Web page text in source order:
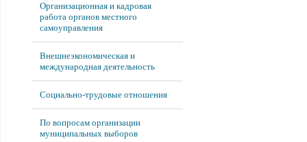
Организационная и кадровая
работа органов местного
самоуправления
Внешнеэкономическая и
международная деятельность
Социально-трудовые отношения
По вопросам организации
муниципальных выборов